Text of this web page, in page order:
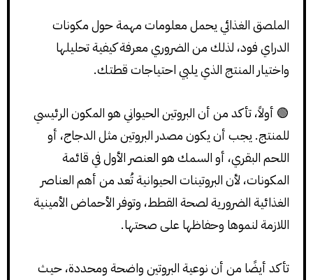
الملصق الغذائي يحمل معلومات مهمة حول مكونات
الدراي فود، لذلك من الضروري معرفة كيفية تحليلها
واختيار المنتج الذي يلبي احتياجات قطتك.
🟢 أولاً، تأكد من أن البروتين الحيواني هو المكون الرئيسي
للمنتج. يجب أن يكون مصدر البروتين مثل الدجاج، أو
اللحم البقري، أو السمك هو العنصر الأول في قائمة
المكونات، لأن البروتينات الحيوانية تُعد من أهم العناصر
الغذائية الضرورية لصحة القطط، وتوفر الأحماض الأمينية
اللازمة لنموها وحفاظها على صحتها.
تأكد أيضًا من أن نوعية البروتين واضحة ومحددة، حيث